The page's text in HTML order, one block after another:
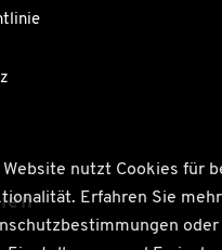
Website nutzt Cookies für
Erfahren Sie